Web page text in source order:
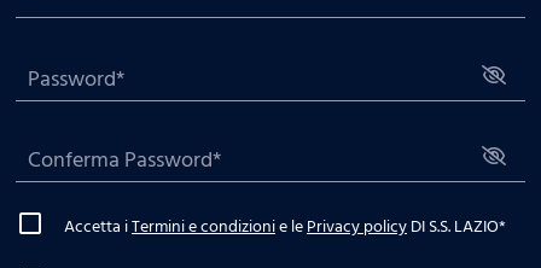
Accetta iTermini e condizionie lePrivacy policyDI S.S. LAZIO*